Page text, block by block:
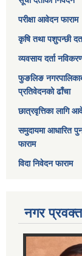
परीक्षा आवेदन फाराम
कृषि तथा पशुपन्छी
व्यवसाय दर्ता
फुङलिङ
प्रतिवेदनको ढाँचा
छात्रवृत्तिका लागि
समुदायमा आधारित
फाराम
विदा निवेदन फाराम
नगर